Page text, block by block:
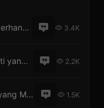
10 Quotes Cinta Sederhana Penuh Makna 3.4K
Makna Cinta Dua Hati yang Berbeda 2.2K
Topik Pembicaraan yang Menarik dengan Pacar Lewat Telepon 1.5K